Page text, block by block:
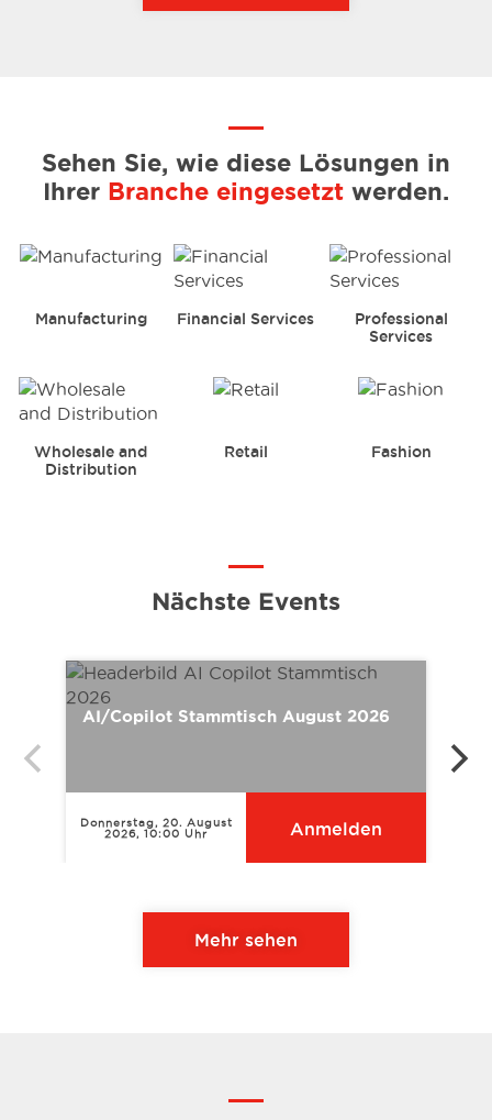
Sehen Sie, wie diese Lösungen in
Ihrer Branche eingesetzt werden.
Manufacturing Financial Services
Professional
Services
Wholesale and
Distribution
Retail Fashion
Nächste Events
AI/Copilot Stammtisch August 2026
Donnerstag, 20. August
2026, 10:00 Uhr
Anmelden
Mehr sehen